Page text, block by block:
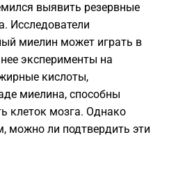
выявить резервные
Исследователи
миелин может играть в
эксперименты на
кислоты,
миелина, способны
клеток мозга. Однако
можно ли подтвердить эти